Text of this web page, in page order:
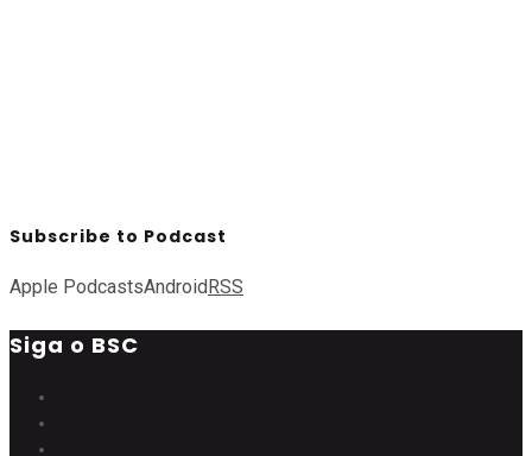
Subscribe to Podcast
Apple PodcastsAndroidRSS
Siga o BSC